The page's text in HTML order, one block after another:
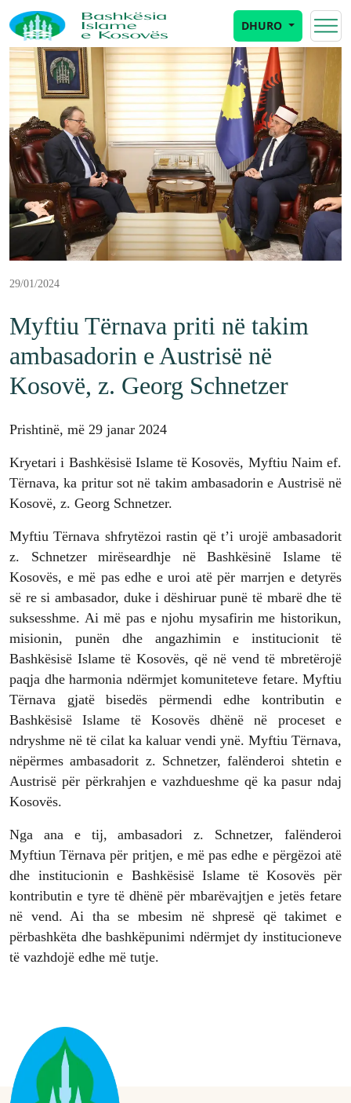
DHURO
29/01/2024
Myftiu Tërnava priti në takim
ambasadorin e Austrisë në
Kosovë, z. Georg Schnetzer
Prishtinë, më 29 janar 2024
Kryetari i Bashkësisë Islame të Kosovës, Myftiu Naim ef.
Tërnava, ka pritur sot në takim ambasadorin e Austrisë në
Kosovë, z. Georg Schnetzer.
Myftiu Tërnava shfrytëzoi rastin që t’i urojë ambasadorit
z. Schnetzer mirëseardhje në Bashkësinë Islame të
Kosovës, e më pas edhe e uroi atë për marrjen e detyrës
së re si ambasador, duke i dëshiruar punë të mbarë dhe të
suksesshme. Ai më pas e njohu mysafirin me historikun,
misionin, punën dhe angazhimin e institucionit të
Bashkësisë Islame të Kosovës, që në vend të mbretërojë
paqja dhe harmonia ndërmjet komuniteteve fetare. Myftiu
Tërnava gjatë bisedës përmendi edhe kontributin e
Bashkësisë Islame të Kosovës dhënë në proceset e
ndryshme në të cilat ka kaluar vendi ynë. Myftiu Tërnava,
nëpërmes ambasadorit z. Schnetzer, falënderoi shtetin e
Austrisë për përkrahjen e vazhdueshme që ka pasur ndaj
Kosovës.
Nga ana e tij, ambasadori z. Schnetzer, falënderoi
Myftiun Tërnava për pritjen, e më pas edhe e përgëzoi atë
dhe institucionin e Bashkësisë Islame të Kosovës për
kontributin e tyre të dhënë për mbarëvajtjen e jetës fetare
në vend. Ai tha se mbesim në shpresë që takimet e
përbashkëta dhe bashkëpunimi ndërmjet dy institucioneve
të vazhdojë edhe më tutje.